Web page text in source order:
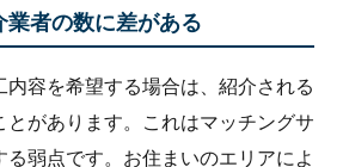
者の数に差がある
内容を希望する場合は、紹介される
とがあります。これはマッチングサ
る弱点です。お住まいのエリアによ